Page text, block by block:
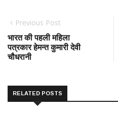
Previous Post
भारत की पहली महिला
पत्रकार हेमन्त कुमारी देवी
चौधरानी
RELATED POSTS